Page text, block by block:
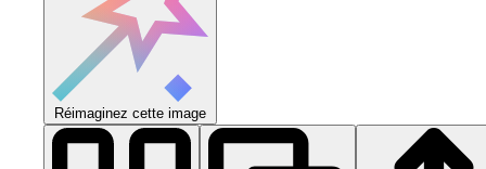
Réimaginez cette image